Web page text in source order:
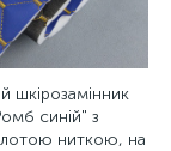
шкірозамінник
синій" з
ниткою, на